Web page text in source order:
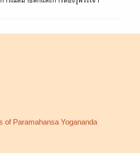
of Paramahansa Yogananda